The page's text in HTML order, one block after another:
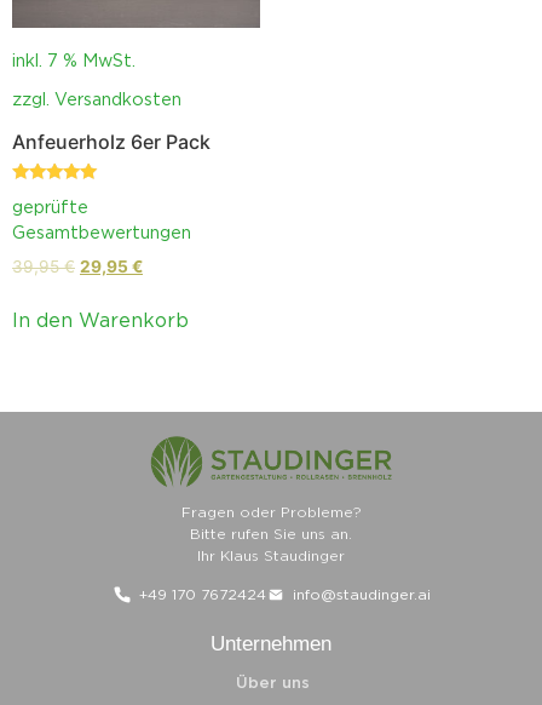
inkl. 7 % MwSt.
zzgl. Versandkosten
Anfeuerholz 6er Pack
4.95
von 5
geprüfte
Gesamtbewertungen
39,95€ 29,95 €
In den Warenkorb
Fragen oder Probleme?
Bitte rufen Sie uns an.
Ihr Klaus Staudinger
+49 170 7672424 info@staudinger.ai
Unternehmen
Über uns